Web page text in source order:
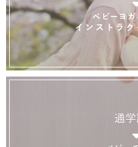
ベビーヨ
インストラ
通